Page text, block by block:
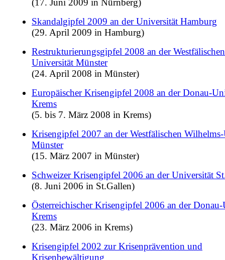
(17. Juni 2009 in Nürnberg)
Skandalgipfel 2009 an der Universität Hamburg
(29. April 2009 in Hamburg)
Restrukturierungsgipfel 2008 an der
Universität Münster
(24. April 2008 in Münster)
Europäischer Krisengipfel 2008 an der Donau-
Krems
(5. bis 7. März 2008 in Krems)
Krisengipfel 2007 an der Westfälischen
Münster
(15. März 2007 in Münster)
Schweizer Krisengipfel 2006 an der Universität
(8. Juni 2006 in St.Gallen)
Österreichischer Krisengipfel 2006 an der
Krems
(23. März 2006 in Krems)
Krisengipfel 2002 zur Krisenprävention und
Krisenbewältigung